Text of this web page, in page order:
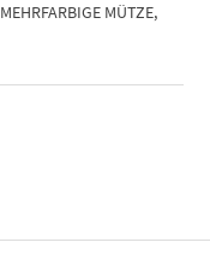
MEHRFARBIGE MÜTZE,